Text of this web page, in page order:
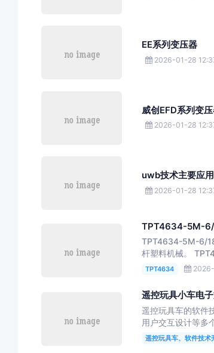
EE系列变压器
2026-01-28
威创EFD系列变
2026-01-28
uwb技术主要应
2026-01-28
TPT4634-5M-
TPT4634-5M-6/
杆塑料机械。
TPT4634
遥控玩具小车电
遥控玩具车的软件
用户交互设计等多
遥控玩具车、软件技术